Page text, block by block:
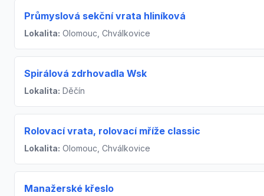
Průmyslová sekční vrata hliníková
Lokalita: Olomouc, Chválkovice
Spirálová zdrhovadla Wsk
Lokalita: Děčín
Rolovací vrata, rolovací mříže classic
Lokalita: Olomouc, Chválkovice
Manažerské křeslo